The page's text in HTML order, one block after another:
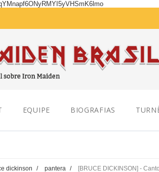
EQUIPE BIOGRAFIAS
dickinson / pantera / [BRUCE DICKINSON] -